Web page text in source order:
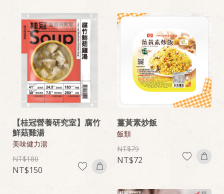
【桂冠營養研究室】腐竹
鮮菇雞湯
美味健力湯
180
150
薑黃素炒飯
飯類
79
72